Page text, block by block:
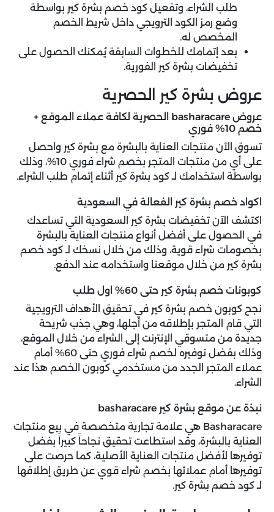
طلب الشراء، وتفعيل كود خصم بشرة كير بواسطة
وضع رمز الكود الترويجي داخل شريط الخصم
المخصص له.
بعد إتمامك للخطوات السابقة يُمكنك الحصول على
تخفيضات بشرة كير الفورية.
عروض بشرة كير الحصرية
عروض basharacare الحصرية لكافة عملاء الموقع +
خصم 10% فوري
تسوق الآن منتجات العناية بالبشرة مع بشرة كير واحصل
على أي من منتجات المتجر بخصم شراء فوري 10%، وذلك
بواسطة استخدامك لـ كود بشرة كير أثناء إتمام طلب الشراء.
اكواد خصم بشرة كير الفعالة في السعودية
اكتشف الآن تخفيضات بشرة كير السعودية التي تساعدك
في الحصول على أفضل أنواع منتجات العناية بالبشرة
بخصومات شراء قوية، وذلك من خلال نسخك لـ كود خصم
بشرة كير من خلال موقعنا واستخدامه عند الدفع.
كوبونات خصم بشرة كير حتى 60% اول طلب
نجح كوبون خصم بشرة كير في تحقيق الأهداف الترويجية
التي قام المتجر بإطلاقه من أجلها، وهي جذب شريحة
جديدة من متسوقي الإنترنت إلى الشراء من خلال الموقع،
وذلك بفضل توفيره لخصم شراء فوري حتى 60% أمام
عملاء المتجر الجدد من مستخدمي كوبون الخصم هذا عند
الشراء.
نبذة عن موقع بشرة كير basharacare
Basharacare هي علامة تجارية متخصصة في بيع منتجات
العناية بالبشرة، وقد استطاعت تحقيق نجاحاً كبيراً بفضل
توفيرها لأفضل منتجات العناية الأصلية، كما حرصت على
توفيرها أمام عملائها بخصم شراء قوي عن طريق إطلاقها
لـ كود خصم بشرة كير.